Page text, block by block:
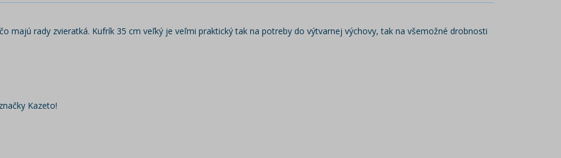
majú rady zvieratká. Kufrík 35 cm veľký je veľmi praktický tak na potreby do výtvarnej výchovy, tak na všemožné drobnosti
Kazeto!